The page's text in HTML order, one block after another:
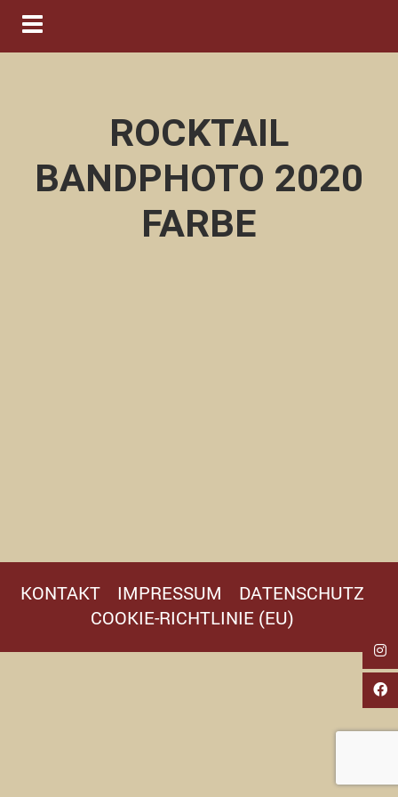
Navigation ein-/ausblenden
ROCKTAIL
BANDPHOTO 2020
FARBE
KONTAKT IMPRESSUM
DATENSCHUTZ
COOKIE-RICHTLINIE (EU)